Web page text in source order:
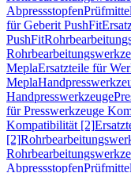
AbpressstopfenPrüfmittel
für Geberit PushFit
PushFit
MeplaErsatzteile für
Mepla
Handpresswerkzeuge
für Presswerkzeuge
Kompatibilität [2]
[2]
AbpressstopfenPrüfmittel